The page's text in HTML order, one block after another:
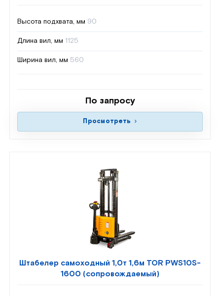
Высота подхвата, мм 90
Длина вил, мм 1125
Ширина вил, мм 560
По запросу
Просмотреть
Штабелер самоходный 1,0т 1,6м TOR PWS10S-
1600 (сопровождаемый)